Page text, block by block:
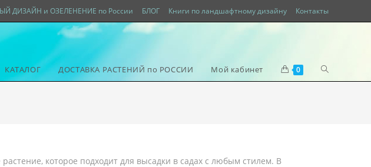
ДИЗАЙН и ОЗЕЛЕНЕНИЕ по России БЛОГ Книги по ландшафтному дизайну Контакты
КАТАЛОГ ДОСТАВКА РАСТЕНИЙ по РОССИИ Мой кабинет 0
которое подходит для высадки в садах с любым стилем. В